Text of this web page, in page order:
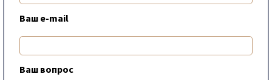
Ваш e-mail
Ваш вопрос